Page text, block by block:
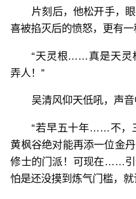
片刻后，他松开手，
喜被掐灭后的愤怒，更有一
“天灵根……真是天
弄人！”
吴清风仰天低吼，声音
“若早五十年……不，
黄枫谷绝对能再添一位金
修士的门派！可现在……
怕是还没摸到炼气门槛，就